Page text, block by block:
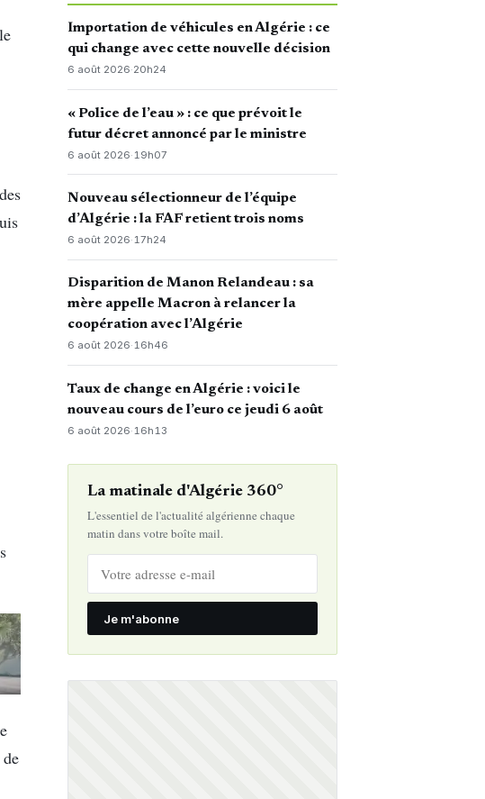
Importation de véhicules en Algérie : ce
qui change avec cette nouvelle décision
6 août 2026·20h24
« Police de l’eau » : ce que prévoit le
futur décret annoncé par le ministre
6 août 2026· 19h07
Nouveau sélectionneur de l’équipe
d’Algérie : la FAF retient trois noms
6 août 2026·17h24
Disparition de Manon Relandeau : sa
mère appelle Macron à relancer la
coopération avec l’Algérie
6 août 2026·16h46
Taux de change en Algérie : voici le
nouveau cours de l’euro ce jeudi 6 août
6 août 2026· 16h13
La matinale d'Algérie 360°
L'essentiel de l'actualité algérienne chaque
matin dans votre boîte mail.
Je m'abonne